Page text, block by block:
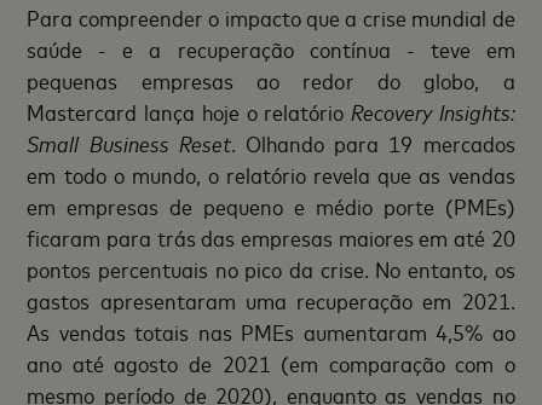
Para compreender o impacto que a crise mundial de
saúde - e a recuperação contínua - teve em
pequenas empresas ao redor do globo, a
Mastercard lança hoje o relatório Recovery Insights:
Small Business Reset. Olhando para 19 mercados
em todo o mundo, o relatório revela que as vendas
em empresas de pequeno e médio porte (PMEs)
ficaram para trás das empresas maiores em até 20
pontos percentuais no pico da crise. No entanto, os
gastos apresentaram uma recuperação em 2021.
As vendas totais nas PMEs aumentaram 4,5% ao
ano até agosto de 2021 (em comparação com o
mesmo período de 2020), enquanto as vendas no